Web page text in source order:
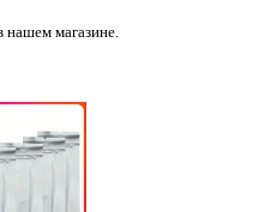
нашем магазине.